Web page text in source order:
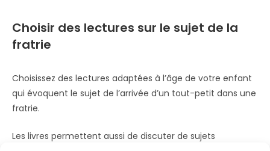
Choisir des lectures sur le sujet de la
fratrie
Choisissez des lectures adaptées à l’âge de votre enfant
qui évoquent le sujet de l’arrivée d’un tout-petit dans une
fratrie.
Les livres permettent aussi de discuter de sujets